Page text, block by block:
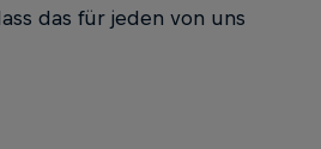
das für jeden von uns